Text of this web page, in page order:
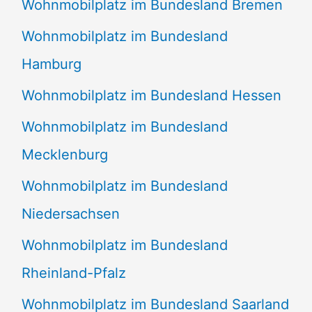
Wohnmobilplatz im Bundesland Bremen
Wohnmobilplatz im Bundesland
Hamburg
Wohnmobilplatz im Bundesland Hessen
Wohnmobilplatz im Bundesland
Mecklenburg
Wohnmobilplatz im Bundesland
Niedersachsen
Wohnmobilplatz im Bundesland
Rheinland-Pfalz
Wohnmobilplatz im Bundesland Saarland